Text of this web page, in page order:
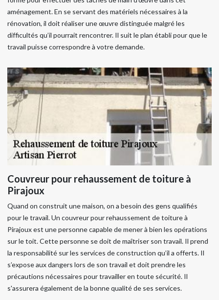
aménagement. En se servant des matériels nécessaires à la
rénovation, il doit réaliser une œuvre distinguée malgré les
difficultés qu’il pourrait rencontrer. Il suit le plan établi pour que le
travail puisse correspondre à votre demande.
Couvreur pour rehaussement de toiture à
Pirajoux
Quand on construit une maison, on a besoin des gens qualifiés
pour le travail. Un couvreur pour rehaussement de toiture à
Pirajoux est une personne capable de mener à bien les opérations
sur le toit. Cette personne se doit de maîtriser son travail. Il prend
la responsabilité sur les services de construction qu’il a offerts. Il
s’expose aux dangers lors de son travail et doit prendre les
précautions nécessaires pour travailler en toute sécurité. Il
s'assurera également de la bonne qualité de ses services.